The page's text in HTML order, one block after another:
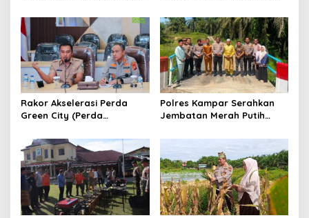
Padamkan Api di Pasir
Limau Kapas
Berkelanjutan
Rakor Akselerasi Perda
Green City (Perda
Pekanbaru Bersama Dinas
Lingkungan Hidup Kota
Pekanbaru dan Tim Pakar
Polres Kampar Serahkan
Jembatan Merah Putih
Warga Pulau Jambu Kuok